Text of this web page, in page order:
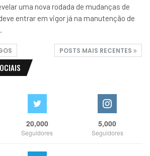
uma nova rodada de mudanças de
entrar em vigor já na manutenção de
POSTS MAIS RECENTES
20,000
Seguidores
5,000
Seguidores